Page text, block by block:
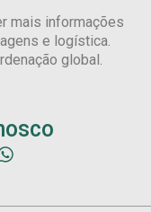
mais informações
e logística.
global.